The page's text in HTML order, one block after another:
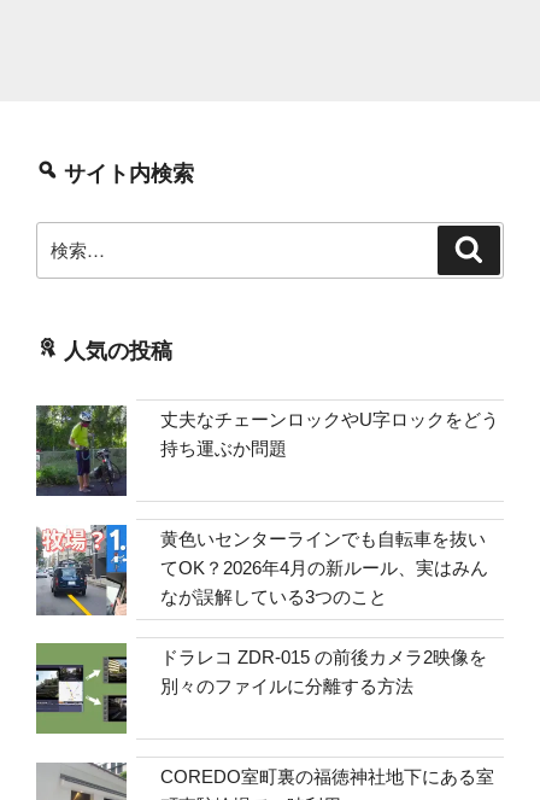
サイト内検索
索:
人気の投稿
丈夫なチェーンロックやU字ロックをどう
持ち運ぶか問題
黄色いセンターラインでも自転車を抜い
てOK？2026年4月の新ルール、実はみん
なが誤解している3つのこと
ドラレコ ZDR-015 の前後カメラ2映像を
別々のファイルに分離する方法
COREDO室町裏の福徳神社地下にある室